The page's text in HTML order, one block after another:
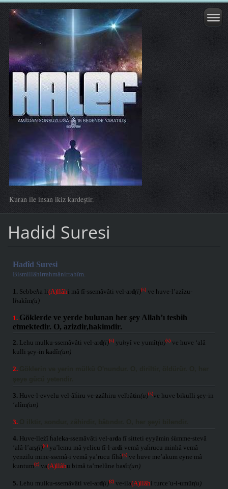
Kuran ile insan ikiz kardeştir.
Hadid Suresi
Hadîd Suresi
Bismillâhirrahmânirrahîm.
1. Sebbeha li(A)llâhi mâ fî-ssemâvâti vel-ard(i)(s)ve huve-l’azîzu-
l hakîm(u)
1. Göklerde ve yerde bulunan her şey Allah’ı tesbih
etmektedir. O, azizdir,hakimdir.
2. Lehu mulku-ssemâvâti vel-ard(i)(s)yu hyî ve yumît(u)(s)ve huve ‘alâ
kulli şey-in kadîr(un)
2.
3. Huve-l-evvelu vel-âḣiru ve-zzâhiru velbâtin(u)(s)ve huve bikulli şey-in
‘alîm(un)
3.
4. Huve-lleżî ḣaleka-ssemâvâti vel-arda fî sitteti eyyâmin śümme-stevâ
‘alâ-l’arş(i)(c)ya’lemu mâ yelicu fî-l-ardi vemâ yaḣrucu minhâ vemâ
yenzilu mine-ssemâ-i vemâ ya’rucu fîhâ(s)ve huve me’akum eyne mâ
kuntum(c)va(A)llâhu bimâ ta’melûne basîr(un)
5. Lehu mulku-ssemâvâti vel-ard(i)(c)ve-ila(A)llâhi turce’u-l-umûr(u)